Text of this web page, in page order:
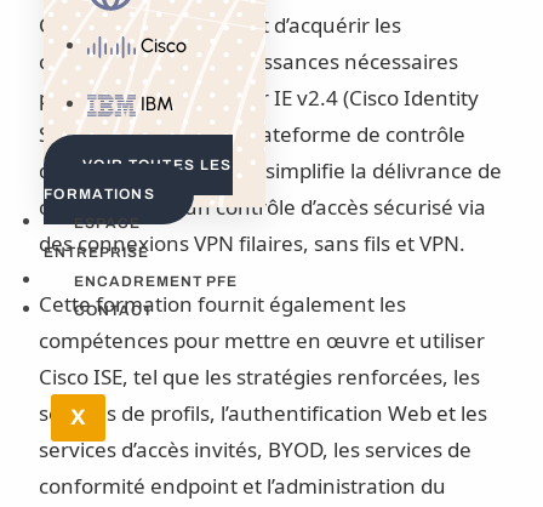
Cisco
IBM
VOIR TOUTES LES
FORMATIONS
ESPACE
ENTREPRISE
ENCADREMENT PFE
CONTACT
X
Cette formation permet d’acquérir les
compétences et connaissances nécessaires
pour déployer et utiliser IE v2.4 (Cisco Identity
Services Engine) une plateforme de contrôle
d’accès et d’identité qui simplifie la délivrance de
contenus avec un contrôle d’accès sécurisé via
des connexions VPN filaires, sans fils et VPN.
Cette formation fournit également les
compétences pour mettre en œuvre et utiliser
Cisco ISE, tel que les stratégies renforcées, les
services de profils, l’authentification Web et les
services d’accès invités, BYOD, les services de
conformité endpoint et l’administration du